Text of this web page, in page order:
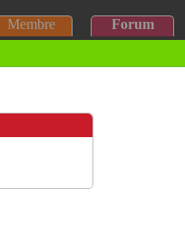
Membre Forum